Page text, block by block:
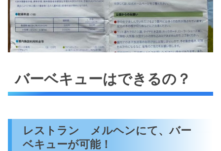
バーベキューはできるの？
レストラン メルヘンにて、バー
ベキューが可能！